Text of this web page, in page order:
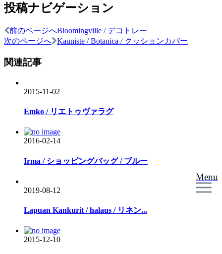
Menu
投稿ナビゲーション
前のページへBloomingville / デコトレー
次のページへ
Kauniste / Botanica / クッションカバー
関連記事
2015-11-02
Emko / リエトゥヴァラグ
2016-02-14
Irma / ショッピングバッグ / ブルー
2019-08-12
Lapuan Kankurit / halaus / リネン...
2015-12-10